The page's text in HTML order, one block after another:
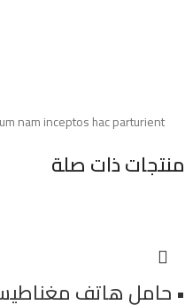
nam inceptos hac parturient
منتجات ذات صلة
• حامل هاتف